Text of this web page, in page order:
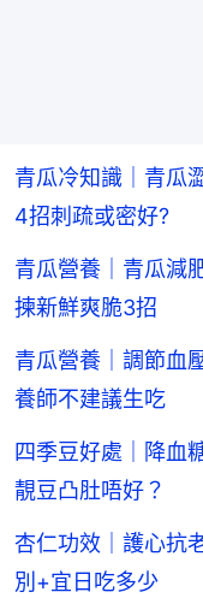
青瓜冷知識｜青瓜
4招刺疏或密好?
青瓜營養｜青瓜減
揀新鮮爽脆3招
青瓜營養｜調節血
養師不建議生吃
四季豆好處｜降血
靚豆凸肚唔好？
杏仁功效｜護心抗
別+宜日吃多少